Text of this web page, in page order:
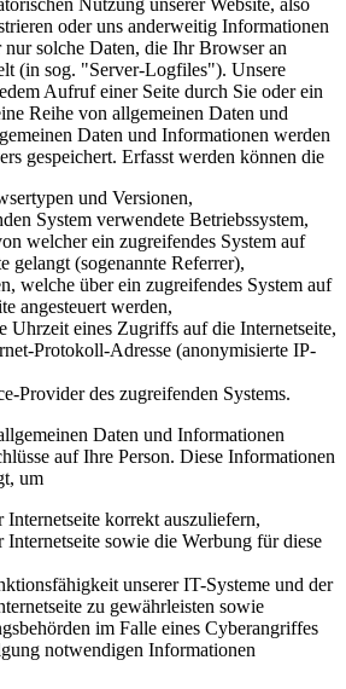
Nutzung unserer Website, also
oder uns anderweitig Informationen
solche Daten, die Ihr Browser an
(in sog. "Server-Logfiles"). Unsere
Aufruf einer Seite durch Sie oder ein
Reihe von allgemeinen Daten und
Daten und Informationen werden
gespeichert. Erfasst werden können die
und Versionen,
System verwendete Betriebssystem,
welcher ein zugreifendes System auf
gelangt (sogenannte Referrer),
welche über ein zugreifendes System auf
angesteuert werden,
Uhrzeit eines Zugriffs auf die Internetseite,
Protokoll-Adresse (anonymisierte IP-
Provider des zugreifenden Systems.
Daten und Informationen
auf Ihre Person. Diese Informationen
um
Internetseite korrekt auszuliefern,
Internetseite sowie die Werbung für diese
unserer IT-Systeme und der
zu gewährleisten sowie
im Falle eines Cyberangriffes
notwendigen Informationen